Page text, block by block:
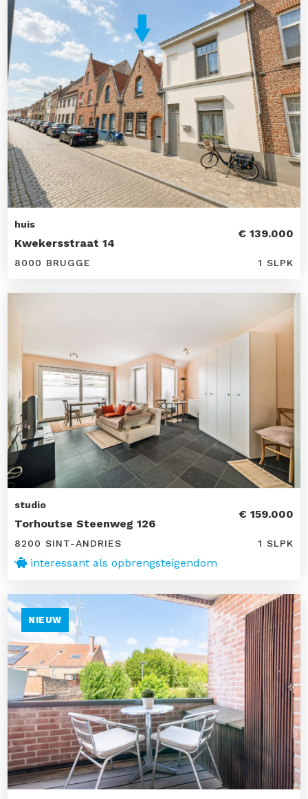
huis
Kwekersstraat 14
€ 139.000
8000 BRUGGE 1 SLPK
studio
Torhoutse Steenweg 126
€ 159.000
8200 SINT-ANDRIES 1 SLPK
interessant als opbrengsteigendom
NIEUW